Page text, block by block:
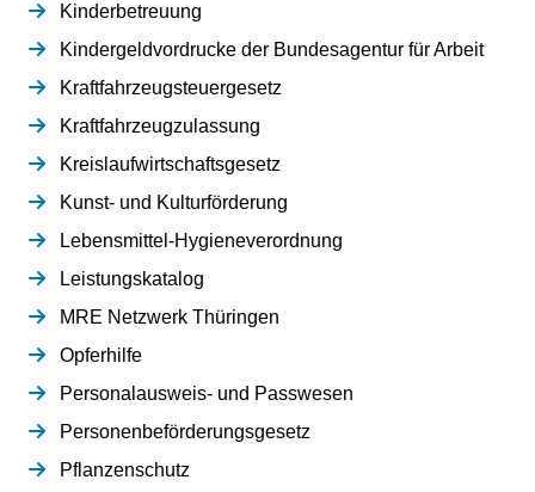
Kinderbetreuung
Kindergeldvordrucke der Bundesagentur für Arbeit
Kraftfahrzeugsteuergesetz
Kraftfahrzeugzulassung
Kreislaufwirtschaftsgesetz
Kunst- und Kulturförderung
Lebensmittel-Hygieneverordnung
Leistungskatalog
MRE Netzwerk Thüringen
Opferhilfe
Personalausweis- und Passwesen
Personenbeförderungsgesetz
Pflanzenschutz